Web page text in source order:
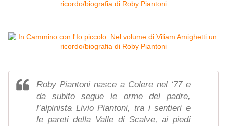
Roby Piantoni nasce a Colere nel ‘77 e
da subito segue le orme del padre,
l’alpinista Livio Piantoni, tra i sentieri e
le pareti della Valle di Scalve, ai piedi